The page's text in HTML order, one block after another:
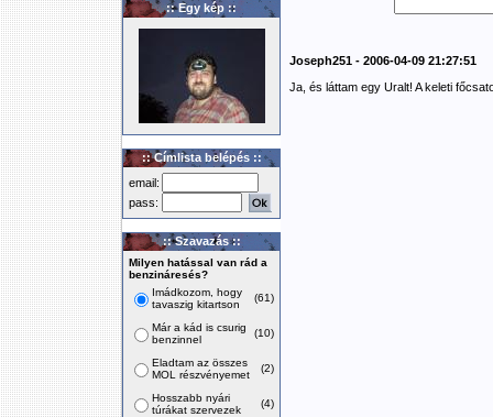
:: Egy kép ::
:: Címlista belépés ::
email:
pass:
:: Szavazás ::
Milyen hatással van rád a
benzináresés?
Imádkozom, hogy
tavaszig kitartson
(61)
Már a kád is csurig
benzinnel
(10)
Eladtam az összes
MOL részvényemet
(2)
Hosszabb nyári
túrákat szervezek
(4)
Joseph251 - 2006-04-09 21:27:51
Ja, és láttam egy Uralt! A keleti